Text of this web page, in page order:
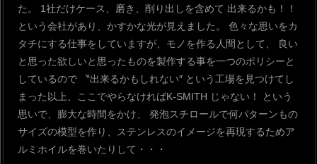
た。
1社だけケース、磨き、削り出しを含めて 出来るかも！！
という会社があり、かすかな光が見えました。
色々な思いをカ
タチにする仕事をしていますが、モノを作る人間として、
良い
と思った欲しいと思ったものを製作する事を一つのポリシーと
しているので 〝出来るかもしれない″ という工場を見つけてし
まった以上、ここでやらなければK-SMITH じゃない！
という
思いで、膨大な時間をかけ、
発泡スチロールで何パターンもの
サイズの模型を作り、ステンレスのイメージを再現するためア
ルミホイルを巻いたりして・・・